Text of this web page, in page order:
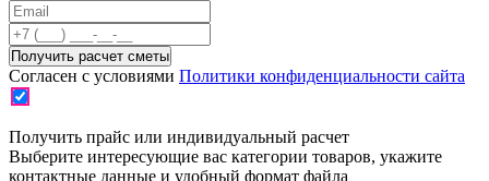
Согласен с условиями Политики конфиденциальности сайта
Получить прайс или индивидуальный расчет
Выберите интересующие вас категории товаров, укажите
контактные данные и удобный формат файла